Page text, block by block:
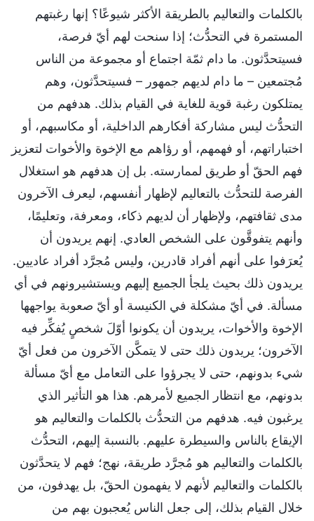
بالكلمات والتعاليم بالطريقة الأكثر شيوعًا؟ إنها رغبتهم
المستمرة في التحدُّث؛ إذا سنحت لهم أيّ فرصة،
فسيتحدَّثون. ما دام ثمّة اجتماع أو مجموعة من الناس
مُجتمعين – ما دام لديهم جمهور – فسيتحدَّثون، وهم
يمتلكون رغبة قوية للغاية في القيام بذلك. هدفهم من
التحدُّث ليس مشاركة أفكارهم الداخلية، أو مكاسبهم، أو
اختباراتهم، أو فهمهم، أو رؤاهم مع الإخوة والأخوات لتعزيز
فهم الحقّ أو طريق لممارسته. بل إن هدفهم هو استغلال
الفرصة للتحدُّث بالتعاليم لإظهار أنفسهم، ليعرف الآخرون
مدى ثقافتهم، ولإظهار أن لديهم ذكاء، ومعرفة، وتعليمًا،
وأنهم يتفوقَّون على الشخص العادي. إنهم يريدون أن
يُعرَفوا على أنهم أفراد قادرين، وليس مُجرَّد أفراد عاديين.
يريدون ذلك بحيث يلجأ الجميع إليهم ويستشيرونهم في أي
مسألة. في أيّ مشكلة في الكنيسة أو أيّ صعوبة يواجهها
الإخوة والأخوات، يريدون أن يكونوا أوّلَ شخصٍ يُفكِّر فيه
الآخرون؛ يريدون ذلك حتى لا يتمكَّن الآخرون من فعل أيّ
شيء بدونهم، حتى لا يجرؤوا على التعامل مع أيّ مسألة
بدونهم، مع انتظار الجميع لأمرهم. هذا هو التأثير الذي
يرغبون فيه. هدفهم من التحدُّث بالكلمات والتعاليم هو
الإيقاع بالناس والسيطرة عليهم. بالنسبة إليهم، التحدُّث
بالكلمات والتعاليم هو مُجرَّد طريقة، نهج؛ فهم لا يتحدَّثون
بالكلمات والتعاليم لأنهم لا يفهمون الحقّ، بل يهدفون، من
خلال القيام بذلك، إلى جعل الناس يُعجبون بهم من